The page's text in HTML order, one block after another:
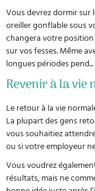
Vous devrez dormir
oreiller gonflable sous
changera votre position
sur vos fesses. Même
longues périodes pend...
Revenir à la vie
Le retour à la vie
La plupart des gens
vous souhaitiez
ou si votre employeur
Vous voudrez
résultats, mais ne